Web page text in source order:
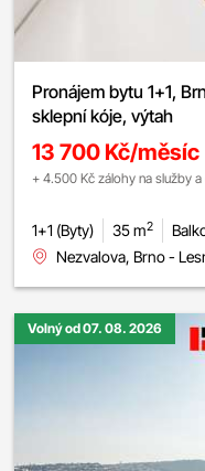
Pronájem bytu 1+1,
sklepní kóje, výtah
13 700 Kč/měsíc
+ 4.500 Kč zálohy na
1+1 (Byty) 35 m2
Nezvalova, Brno -
Volný od 07. 08. 2026